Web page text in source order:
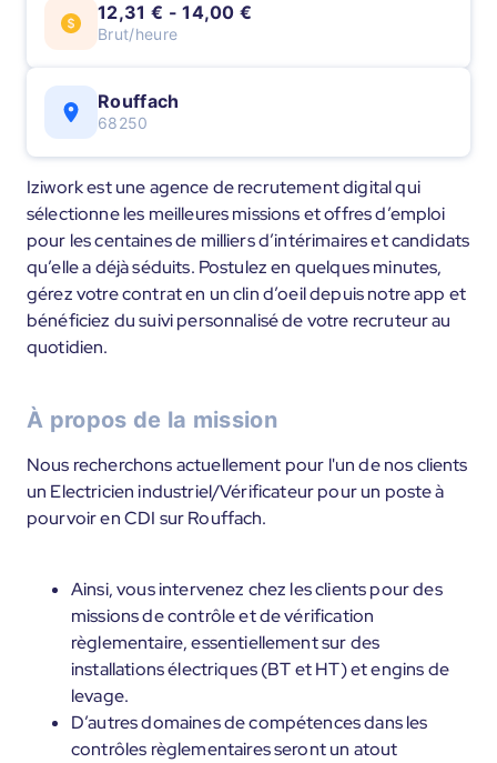
12,31 € - 14,00 €
Brut/heure
Rouffach
68250
Iziwork est une agence de recrutement digital qui
sélectionne les meilleures missions et offres d’emploi
pour les centaines de milliers d’intérimaires et candidats
qu’elle a déjà séduits. Postulez en quelques minutes,
gérez votre contrat en un clin d’oeil depuis notre app et
bénéficiez du suivi personnalisé de votre recruteur au
quotidien.
À propos de la mission
Nous recherchons actuellement pour l'un de nos clients
un Electricien industriel/Vérificateur pour un poste à
pourvoir en CDI sur Rouffach.
Ainsi, vous intervenez chez les clients pour des
missions de contrôle et de vérification
règlementaire, essentiellement sur des
installations électriques (BT et HT) et engins de
levage.
D’autres domaines de compétences dans les
contrôles règlementaires seront un atout